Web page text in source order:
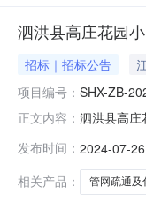
泗洪县高庄花园
招标｜招标公告
项目编号： SHX-ZB-
正文内容： 泗洪县高庄
佳物业管理
准和要求。
发布时间： 2024-07-
相关产品：
管网疏通及